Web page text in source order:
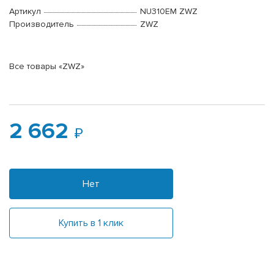
Артикул
NU310EM ZWZ
Производитель
ZWZ
Все товары «ZWZ»
2 662
Нет
Купить в 1 клик